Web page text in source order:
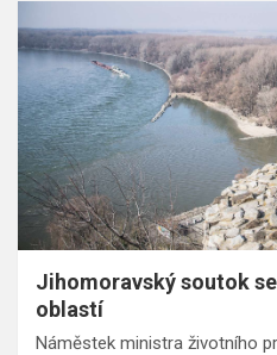
Jihomoravský soutok
oblastí
Náměstek ministra životního